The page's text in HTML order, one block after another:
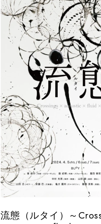
流態（ルタイ）～